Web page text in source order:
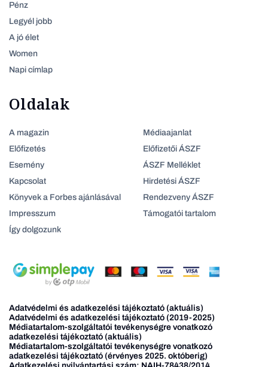
Pénz
Legyél jobb
A jó élet
Women
Napi címlap
Oldalak
A magazin
Előfizetés
Esemény
Kapcsolat
Könyvek a Forbes ajánlásával
Impresszum
Így dolgozunk
Médiaajanlat
Előfizetői ÁSZF
ÁSZF Melléklet
Hirdetési ÁSZF
Rendezveny ÁSZF
Támogatói tartalom
Adatvédelmi és adatkezelési tájékoztató (aktuális)
Adatvédelmi és adatkezelési tájékoztató (2019-2025)
Médiatartalom-szolgáltatói tevékenységre vonatkozó
adatkezelési tájékoztató (aktuális)
Médiatartalom-szolgáltatói tevékenységre vonatkozó
adatkezelési tájékoztató (érvényes 2025. októberig)